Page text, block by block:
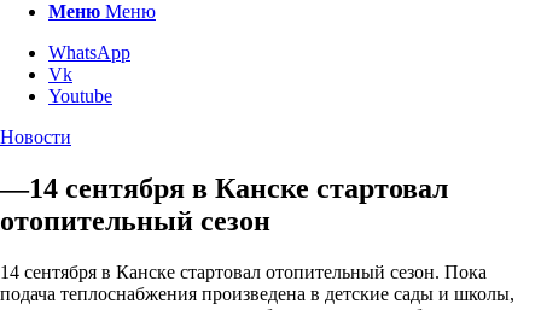
Меню Меню
WhatsApp
Vk
Youtube
Новости
—14 сентября в Канске стартовал
отопительный сезон
14 сентября в Канске стартовал отопительный сезон. Пока
подача теплоснабжения произведена в детские сады и школы,